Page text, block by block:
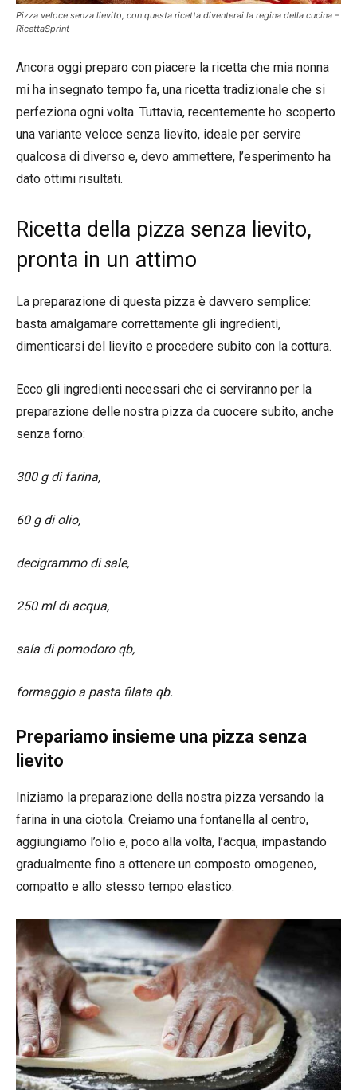
Pizza veloce senza lievito, con questa ricetta diventerai la regina della cucina –
RicettaSprint
Ancora oggi preparo con piacere la ricetta che mia nonna
mi ha insegnato tempo fa, una ricetta tradizionale che si
perfeziona ogni volta. Tuttavia, recentemente ho scoperto
una variante veloce senza lievito, ideale per servire
qualcosa di diverso e, devo ammettere, l’esperimento ha
dato ottimi risultati.
Ricetta della pizza senza lievito,
pronta in un attimo
La preparazione di questa pizza è davvero semplice:
basta amalgamare correttamente gli ingredienti,
dimenticarsi del lievito e procedere subito con la cottura.
Ecco gli ingredienti necessari che ci serviranno per la
preparazione delle nostra pizza da cuocere subito, anche
senza forno:
300 g di farina,
60 g di olio,
decigrammo di sale,
250 ml di acqua,
sala di pomodoro qb,
formaggio a pasta filata qb.
Prepariamo insieme una pizza senza
lievito
Iniziamo la preparazione della nostra pizza versando la
farina in una ciotola. Creiamo una fontanella al centro,
aggiungiamo l’olio e, poco alla volta, l’acqua, impastando
gradualmente fino a ottenere un composto omogeneo,
compatto e allo stesso tempo elastico.